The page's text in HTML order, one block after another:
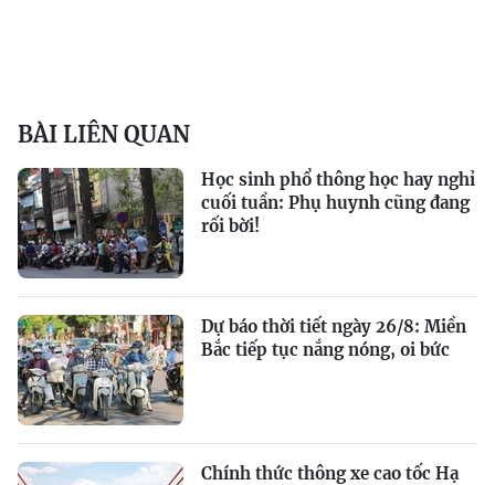
BÀI LIÊN QUAN
Học sinh phổ thông học hay nghỉ
cuối tuần: Phụ huynh cũng đang
rối bời!
Dự báo thời tiết ngày 26/8: Miền
Bắc tiếp tục nắng nóng, oi bức
Chính thức thông xe cao tốc Hạ